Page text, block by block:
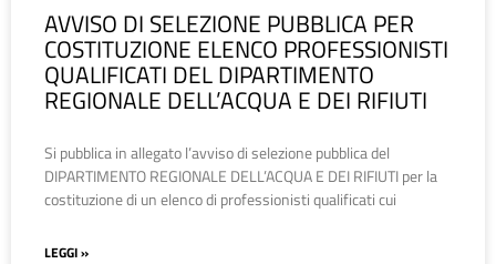
AVVISO DI SELEZIONE PUBBLICA PER
COSTITUZIONE ELENCO PROFESSIONISTI
QUALIFICATI DEL DIPARTIMENTO
REGIONALE DELL’ACQUA E DEI RIFIUTI
Si pubblica in allegato l’avviso di selezione pubblica del
DIPARTIMENTO REGIONALE DELL’ACQUA E DEI RIFIUTI per la
costituzione di un elenco di professionisti qualificati cui
LEGGI »